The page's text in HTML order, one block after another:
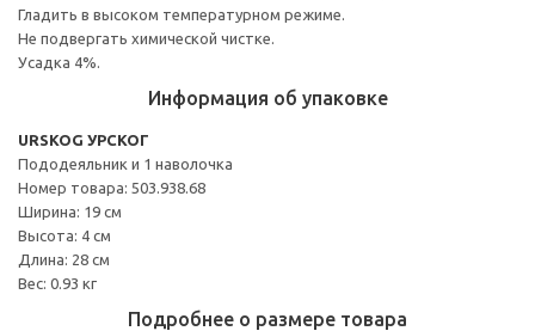
Гладить в высоком температурном режиме.
Не подвергать химической чистке.
Усадка 4%.
Информация об упаковке
URSKOG УРСКОГ
Пододеяльник и 1 наволочка
Номер товара: 503.938.68
Ширина: 19 см
Высота: 4 см
Длина: 28 см
Вес: 0.93 кг
Подробнее о размере товара